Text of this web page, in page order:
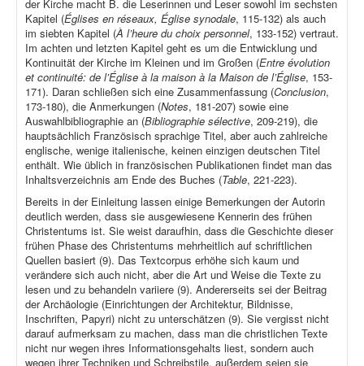
der Kirche macht B. die Leserinnen und Leser sowohl im sechsten
Kapitel (Églises en réseaux, Église synodale, 115-132) als auch
im siebten Kapitel (À l’heure du choix personnel, 133-152) vertraut.
Im achten und letzten Kapitel geht es um die Entwicklung und
Kontinuität der Kirche im Kleinen und im Großen (Entre évolution
et continuité: de l’Église à la maison à la Maison de l’Église, 153-
171). Daran schließen sich eine Zusammenfassung (Conclusion,
173-180), die Anmerkungen (Notes, 181-207) sowie eine
Auswahlbibliographie an (Bibliographie sélective, 209-219), die
hauptsächlich Französisch sprachige Titel, aber auch zahlreiche
englische, wenige italienische, keinen einzigen deutschen Titel
enthält. Wie üblich in französischen Publikationen findet man das
Inhaltsverzeichnis am Ende des Buches (Table, 221-223).
Bereits in der Einleitung lassen einige Bemerkungen der Autorin
deutlich werden, dass sie ausgewiesene Kennerin des frühen
Christentums ist. Sie weist daraufhin, dass die Geschichte dieser
frühen Phase des Christentums mehrheitlich auf schriftlichen
Quellen basiert (9). Das Textcorpus erhöhe sich kaum und
verändere sich auch nicht, aber die Art und Weise die Texte zu
lesen und zu behandeln variiere (9). Andererseits sei der Beitrag
der Archäologie (Einrichtungen der Architektur, Bildnisse,
Inschriften, Papyri) nicht zu unterschätzen (9). Sie vergisst nicht
darauf aufmerksam zu machen, dass man die christlichen Texte
nicht nur wegen ihres Informationsgehalts liest, sondern auch
wegen ihrer Techniken und Schreibstile, außerdem seien sie